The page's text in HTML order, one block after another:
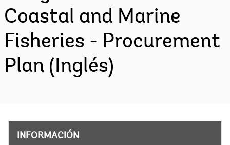
Coastal and Marine
Fisheries - Procurement
Plan (Inglés)
INFORMACIÓN